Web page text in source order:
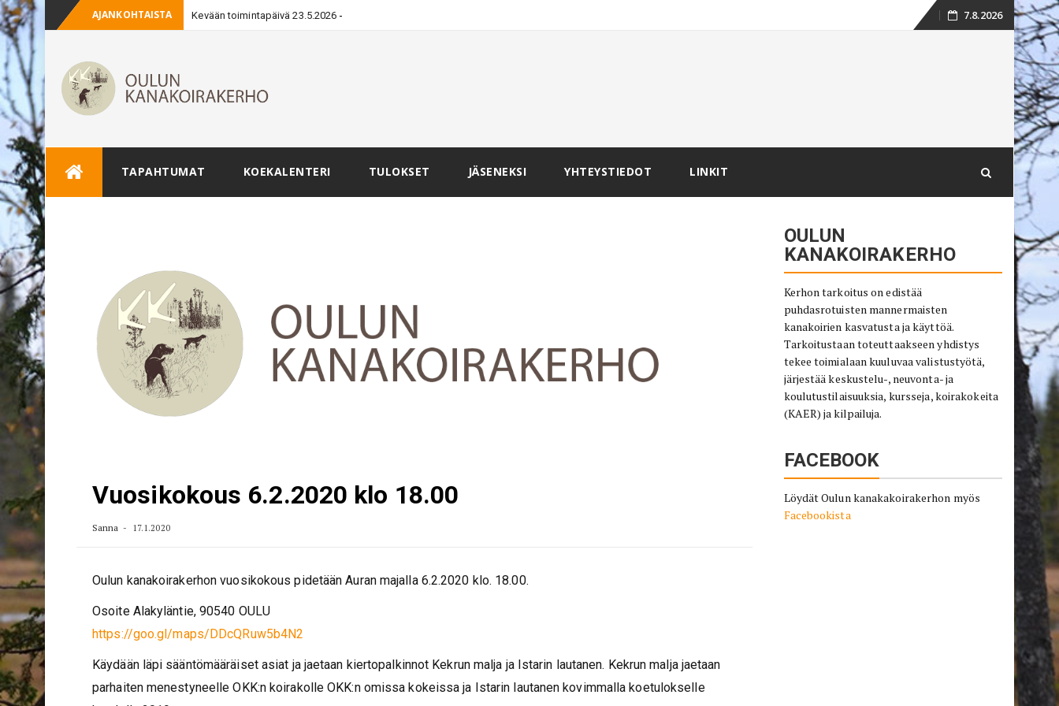
AJANKOHTAISTA Kevään toimintapäivä 23.5.2026
Skip
7.8.2026
TAPAHTUMAT KOEKALENTERI TULOKSET JÄSENEKSI YHTEYSTIEDOT LINKIT
Vuosikokous 6.2.2020 klo 18.00
Sanna 17.1.2020
Oulun kanakoirakerhon vuosikokous pidetään Auran majalla 6.2.2020 klo. 18.00.
Osoite Alakyläntie, 90540 OULU
https://goo.gl/maps/DDcQRuw5b4N2
Käydään läpi sääntömääräiset asiat ja jaetaan kiertopalkinnot Kekrun malja ja Istarin lautanen. Kekrun malja jaetaan
parhaiten menestyneelle OKK:n koirakolle OKK:n omissa kokeissa ja Istarin lautanen kovimmalla koetulokselle
OULUN
KANAKOIRAKERHO
Kerhon tarkoitus on edistää
puhdasrotuisten mannermaisten
kanakoirien kasvatusta ja käyttöä.
Tarkoitustaan toteuttaakseen yhdistys
tekee toimialaan kuuluvaa valistustyötä,
järjestää keskustelu-, neuvonta- ja
koulutustilaisuuksia, kursseja, koirakokeita
(KAER) ja kilpailuja.
FACEBOOK
Löydät Oulun kanakakoirakerhon myös
Facebookista